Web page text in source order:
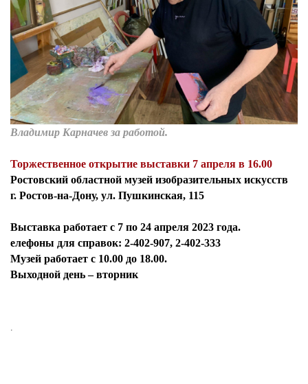
Владимир Карначев за работой.
Торжественное открытие выставки 7 апреля в 16.00
Ростовский областной музей изобразительных искусств
г. Ростов-на-Дону, ул. Пушкинская, 115
Выставка работает с 7 по 24 апреля 2023 года.
елефоны для справок: 2-402-907, 2-402-333
Музей работает с 10.00 до 18.00.
Выходной день – вторник
.